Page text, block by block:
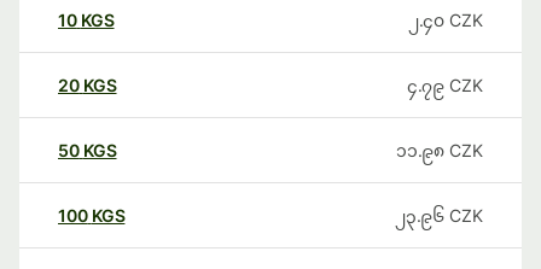
10 KGS ၂.၄၀ CZK
20 KGS ၄.၇၉ CZK
50 KGS ၁၁.၉၈ CZK
100 KGS ၂၃.၉၆ CZK